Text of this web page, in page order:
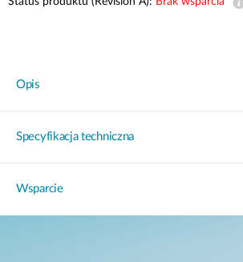
Opis
Specyfikacja techniczna
Wsparcie